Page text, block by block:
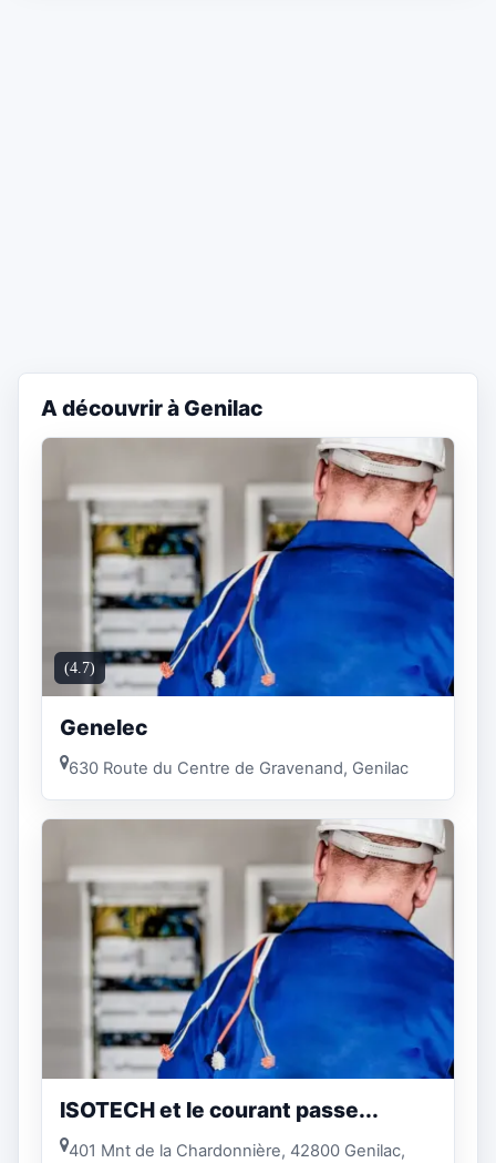
A découvrir à Genilac
(4.7)
Genelec
630 Route du Centre de Gravenand, Genilac
ISOTECH et le courant passe...
401 Mnt de la Chardonnière, 42800 Genilac,